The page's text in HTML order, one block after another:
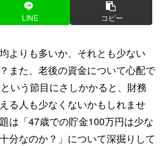
LINE コピー
よりも多いか、それとも少ない
また、老後の資金について心配で
いう節目にさしかかると、財務
る人も少なくないかもしれませ
は「47歳での貯金100万円は少な
分なのか？」について深掘りして